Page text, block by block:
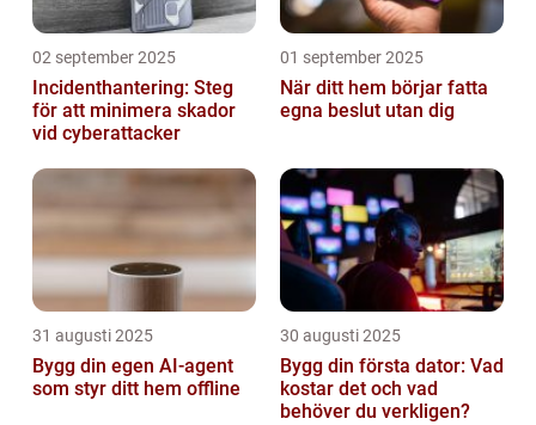
02 september 2025
Incidenthantering: Steg
för att minimera skador
vid cyberattacker
01 september 2025
När ditt hem börjar fatta
egna beslut utan dig
31 augusti 2025
Bygg din egen AI-agent
som styr ditt hem offline
30 augusti 2025
Bygg din första dator: Vad
kostar det och vad
behöver du verkligen?